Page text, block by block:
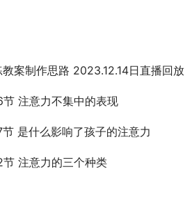
案制作思路 2023.12.14日直播回放
注意力不集中的表现
是什么影响了孩子的注意力
注意力的三个种类